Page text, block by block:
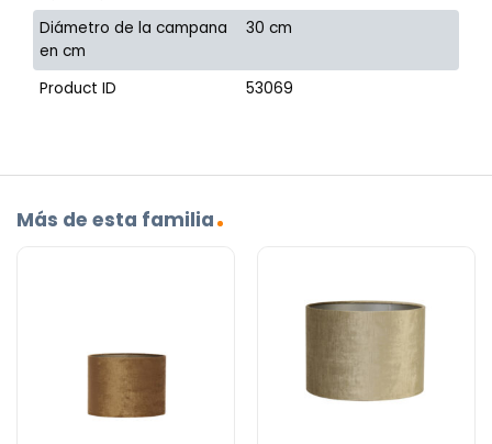
Diámetro de la campana
en cm
30 cm
Product ID 53069
Más de esta familia